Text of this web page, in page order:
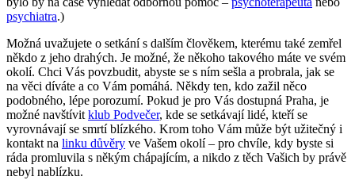
psychiatra.)
Možná uvažujete o setkání s dalším člověkem, kterému také zemřel
někdo z jeho drahých. Je možné, že někoho takového máte ve svém
okolí. Chci Vás povzbudit, abyste se s ním sešla a probrala, jak se
na věci díváte a co Vám pomáhá. Někdy ten, kdo zažil něco
podobného, lépe porozumí. Pokud je pro Vás dostupná Praha, je
možné navštívit klub Podvečer, kde se setkávají lidé, kteří se
vyrovnávají se smrtí blízkého. Krom toho Vám může být užitečný i
kontakt na linku důvěry ve Vašem okolí – pro chvíle, kdy byste si
ráda promluvila s někým chápajícím, a nikdo z těch Vašich by právě
nebyl nablízku.